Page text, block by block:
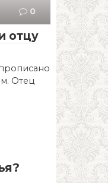
0
отцу
Отец